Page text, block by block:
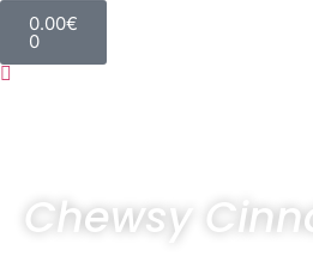
0.00€
0
Chewsy